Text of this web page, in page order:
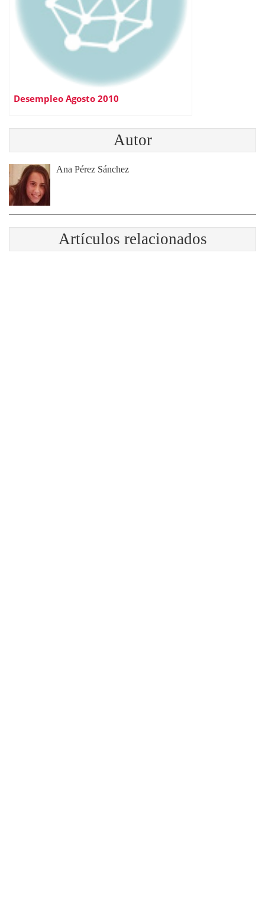
Desempleo Agosto 2010
Autor
Ana Pérez Sánchez
Artículos relacionados